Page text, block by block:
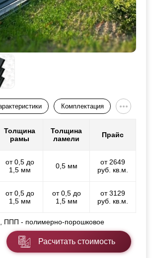
Комплектация
Толщина
рамы
Толщина
ламели
Прайс
от 0,5 до
1,5 мм
0,5 мм
от 2649
руб. кв.м.
от 0,5 до
1,5 мм
от 0,5 до
1,5 мм
от 3129
руб. кв.м.
ППП - полимерно-порошковое
Расчитать стоимость